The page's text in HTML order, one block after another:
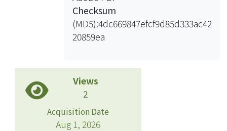
Checksum
(MD5):4dc669847efcf9d85d333ac42
20859ea
Views
2
Acquisition Date
Aug 1, 2026